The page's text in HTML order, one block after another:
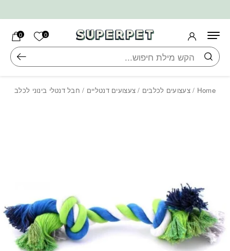
0 הרשימה
0
חיפוש
Home
/צעצועים לכלבים / צעצועים דנטליים / חבל דנטלי בינוני לכלב